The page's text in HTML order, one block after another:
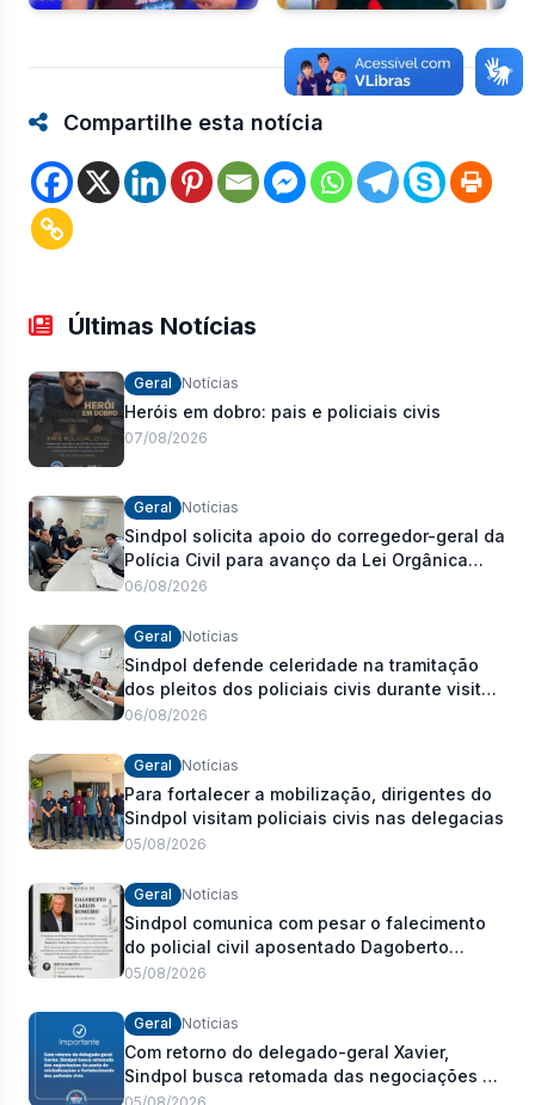
Compartilhe esta notícia
Últimas Notícias
Geral Notícias
Heróis em dobro: pais e policiais civis
07/08/2026
Geral Notícias
Sindpol solicita apoio do corregedor-geral da
Polícia Civil para avanço da Lei Orgânica
Estadual
06/08/2026
Geral Notícias
Sindpol defende celeridade na tramitação
dos pleitos dos policiais civis durante visita
às delegacias
06/08/2026
Geral Notícias
Para fortalecer a mobilização, dirigentes do
Sindpol visitam policiais civis nas delegacias
05/08/2026
Geral Notícias
Sindpol comunica com pesar o falecimento
do policial civil aposentado Dagoberto
Carlos Romeiro
05/08/2026
Geral Notícias
Com retorno do delegado-geral Xavier,
Sindpol busca retomada das negociações da
pauta de reivindicações e fortalecimento dos